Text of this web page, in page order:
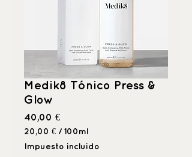
Medik8 Tónico Press &
Glow
40,00 €Precio
20,00 € / 100ml
20,00 €
por
Impuesto incluido